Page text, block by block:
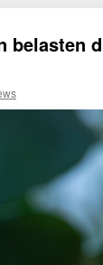
belasten